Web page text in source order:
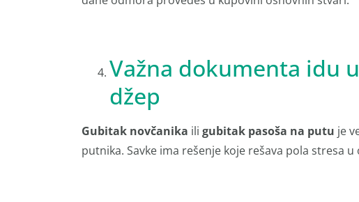
Važna dokumenta idu
džep
Gubitak novčanika ili gubitak pasoša na putu je
putnika. Savke ima rešenje koje rešava pola stresa